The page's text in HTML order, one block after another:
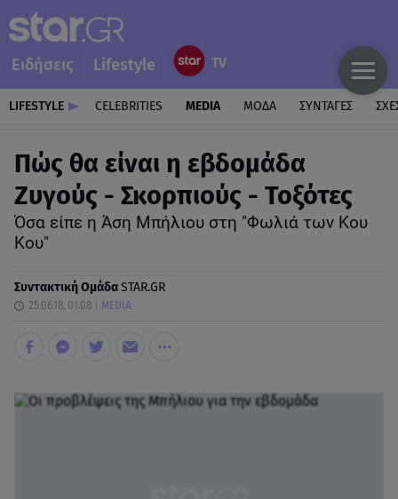
Ειδήσεις Lifestyle
LIFESTYLE CELEBRITIES MEDIA ΜΟΔΑ ΣΥΝΤΑΓΕΣ
Πώς θα είναι η εβδομάδα
Ζυγούς - Σκορπιούς - Τοξότες
Όσα είπε η Άση Μπήλιου στη "Φωλιά των Κου
Κου"
Συντακτική ΟμάδαSTAR.GR
25.06.18, 01:08 MEDIA